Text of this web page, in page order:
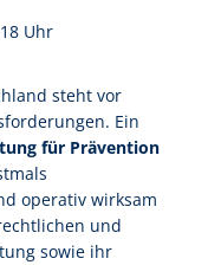
Uhr
steht vor
Ein
für Prävention
operativ wirksam
und
sowie ihr